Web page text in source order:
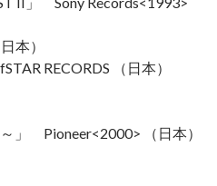
本）
RECORDS （日本）
」 Pioneer<2000> （日本）